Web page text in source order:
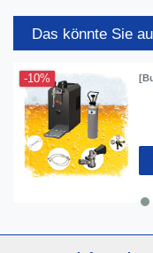
Das könnte Sie
-10%